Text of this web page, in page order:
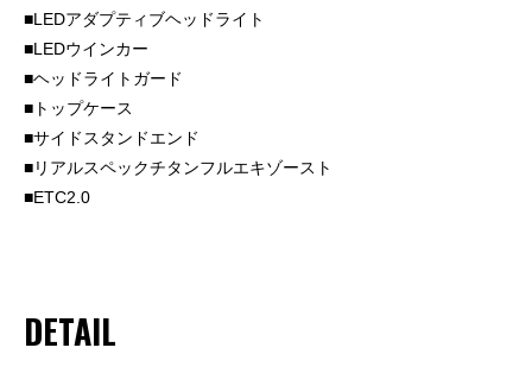
LEDアダプティブヘッドライト
LEDウインカー
ヘッドライトガード
トップケース
サイドスタンドエンド
リアルスペックチタンフルエキゾースト
ETC2.0
DETAIL